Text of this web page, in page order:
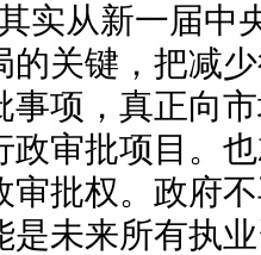
实从新一届中
的关键，把减
事项，真正向
政审批项目。
审批权。政府
是未来所有执